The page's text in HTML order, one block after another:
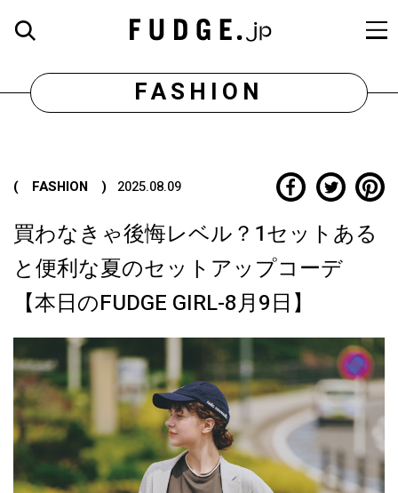
FASHION
( FASHION ) 2025.08.09
買わなきゃ後悔レベル？1セットある
と便利な夏のセットアップコーデ
【本日のFUDGE GIRL-8月9日】